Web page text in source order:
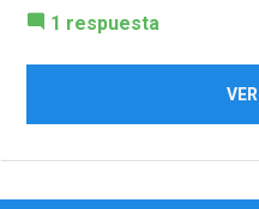
1 respuesta